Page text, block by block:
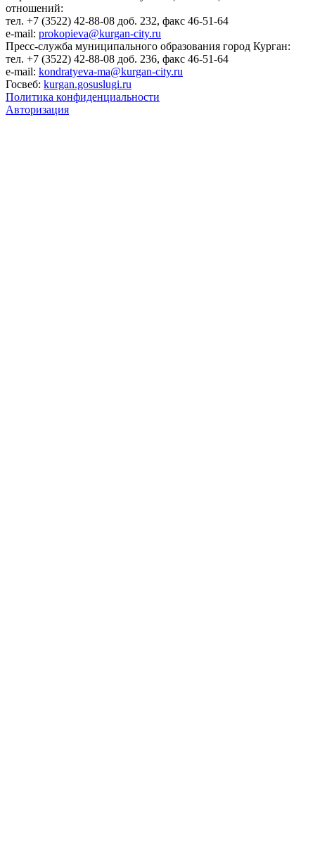
отношений:
тел. +7 (3522) 42-88-08 доб. 232, факс 46-51-64
e-mail: prokopieva@kurgan-city.ru
Пресс-служба муниципального образования город Курган:
тел. +7 (3522) 42-88-08 доб. 236, факс 46-51-64
e-mail: kondratyeva-ma@kurgan-city.ru
Госвеб: kurgan.gosuslugi.ru
Политика конфиденциальности
Авторизация